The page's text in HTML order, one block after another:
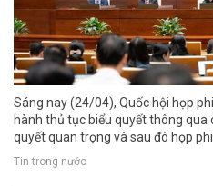
Sáng nay (24/04), Quốc hội họp
hành thủ tục biểu quyết thông
quyết quan trọng và sau đó họp
Tin trong nước